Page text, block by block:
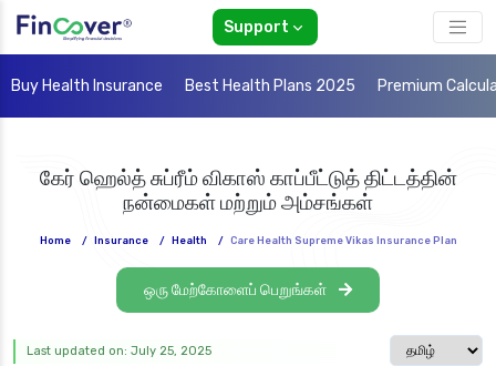
Support
Buy Health Insurance Best Health Plans 2025 Premium
கேர் ஹெல்த் சுப்ரீம் விகாஸ் காப்பீட்டுத் திட்டத்தின்
நன்மைகள் மற்றும் அம்சங்கள்
Home / Insurance / Health / Care Health Supreme Vikas Insurance Plan
ஒரு மேற்கோளைப் பெறுங்கள்
Select
Last updated on: July 25, 2025